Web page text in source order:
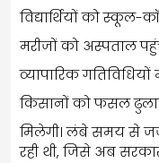
विद्यार्थियों को
मरीजों को अस्पताल
व्यापारिक
किसानों को फसल
मिलेगी। लंबे समय से
रही थी, जिसे अब